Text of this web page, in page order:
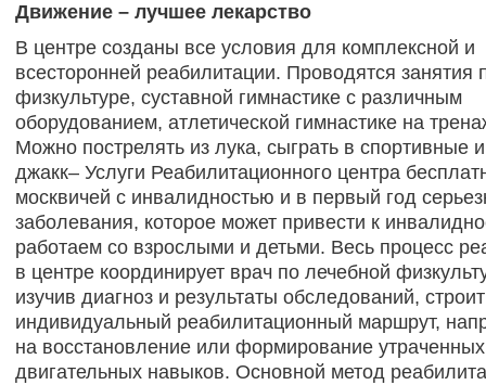
Движение – лучшее лекарство
В центре созданы все условия для комплексной и
всесторонней реабилитации. Проводятся занятия
физкультуре, суставной гимнастике с различным
оборудованием, атлетической гимнастике на
Можно пострелять из лука, сыграть в спортивные
джакк– Услуги Реабилитационного центра
москвичей с инвалидностью и в первый год
заболевания, которое может привести к
работаем со взрослыми и детьми. Весь процесс
в центре координирует врач по лечебной
изучив диагноз и результаты обследований, строит
индивидуальный реабилитационный маршрут,
на восстановление или формирование утраченных
двигательных навыков. Основной метод